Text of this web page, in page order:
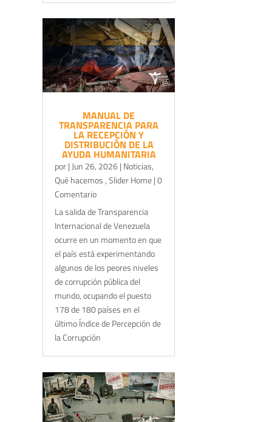
MANUAL DE
TRANSPARENCIA PARA
LA RECEPCIÓN Y
DISTRIBUCIÓN DE LA
AYUDA HUMANITARIA
por|Jun 26, 2026| Noticias,
Qué hacemos,Slider Home| 0
Comentario
La salida de Transparencia
Internacional de Venezuela
ocurre en un momento en que
el país está experimentando
algunos de los peores niveles
de corrupción pública del
mundo, ocupando el puesto
178 de 180 países en el
último Índice de Percepción de
la Corrupción